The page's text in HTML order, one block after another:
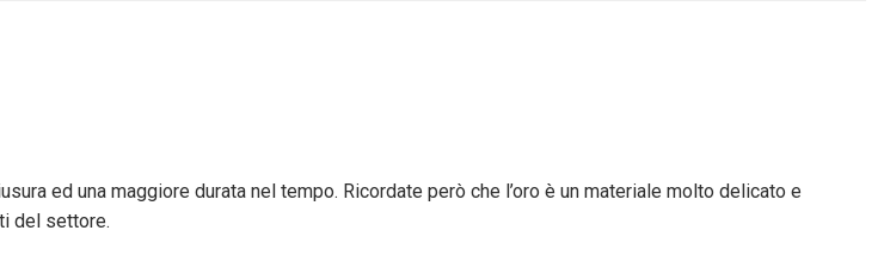
ed una maggiore durata nel tempo. Ricordate però che l’oro è un materiale molto delicato e
del settore.